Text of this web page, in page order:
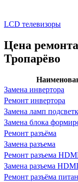
LCD телевизоры
Цена
Тропарёво
Замена инвертора
Ремонт инвертора
Замена ламп
Замена блока
Ремонт разъёма
Замена разъема
Ремонт разъема
Замена разъема HDMI
Ремонт разъёма